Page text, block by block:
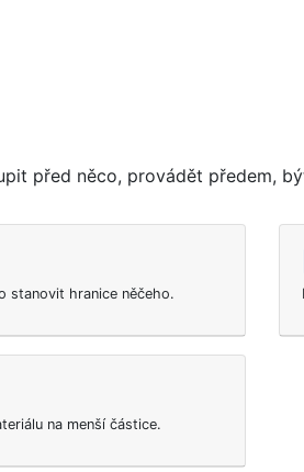
před něco, provádět předem,
stanovit hranice něčeho.
na menší částice.